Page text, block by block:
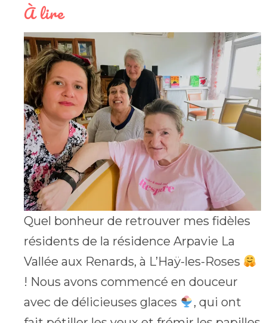
À lire
Quel bonheur de retrouver mes fidèles
résidents de la résidence Arpavie La
Vallée aux Renards, à L’Haÿ-les-Roses
! Nous avons commencé en douceur
avec de délicieuses glaces
, qui ont